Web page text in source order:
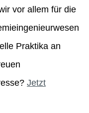
vor allem für die
Praktika an
Jetzt